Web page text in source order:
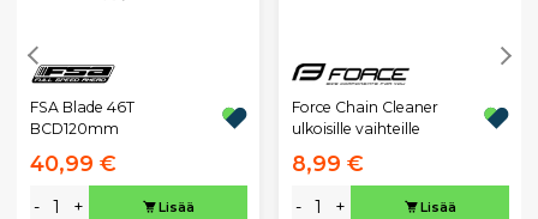
FSA Blade 46T
BCD120mm
40,99 €
- + Lisää
Force Chain Cleaner
ulkoisille vaihteille
8,99 €
- + Lisää